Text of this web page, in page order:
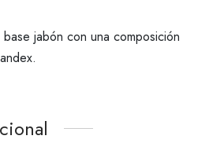
jabón con una composición